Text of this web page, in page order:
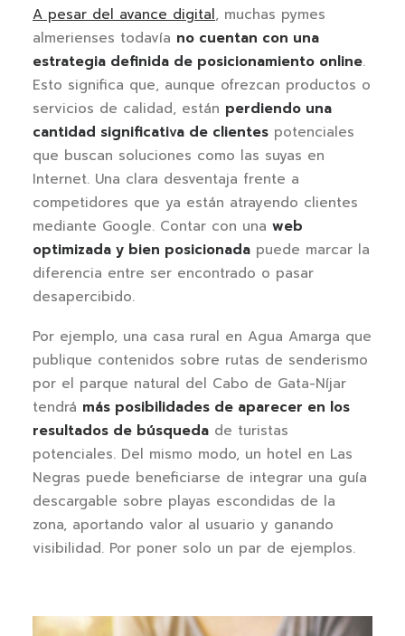
A pesar del avance digital, muchas pymes
almerienses todavía no cuentan con una
estrategia definida de posicionamiento online.
Esto significa que, aunque ofrezcan productos o
servicios de calidad, están perdiendo una
cantidad significativa de clientes potenciales
que buscan soluciones como las suyas en
Internet. Una clara desventaja frente a
competidores que ya están atrayendo clientes
mediante Google. Contar con una web
optimizada y bien posicionada puede marcar la
diferencia entre ser encontrado o pasar
desapercibido.
Por ejemplo, una casa rural en Agua Amarga que
publique contenidos sobre rutas de senderismo
por el parque natural del Cabo de Gata-Níjar
tendrá más posibilidades de aparecer en los
resultados de búsqueda de turistas
potenciales. Del mismo modo, un hotel en Las
Negras puede beneficiarse de integrar una guía
descargable sobre playas escondidas de la
zona, aportando valor al usuario y ganando
visibilidad. Por poner solo un par de ejemplos.